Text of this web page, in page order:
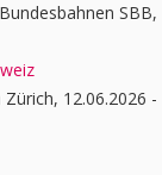
SBB,
12.06.2026 -